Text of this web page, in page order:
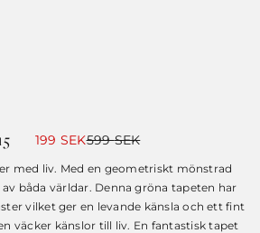
599SEK
Det
priset
var:
599 SEK.
199 SEK
Det
priset
är:
199 SEK.
med liv. Med en geometriskt mönstrad
båda världar. Denna gröna tapeten har
vilket ger en levande känsla och ett fint
väcker känslor till liv. En fantastisk tapet